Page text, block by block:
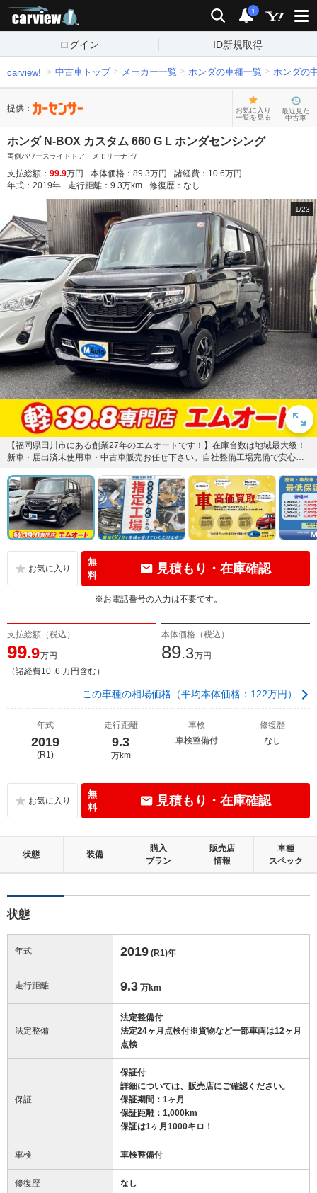
検索 通知
i
ログイン ID新規取得
carview! 中古車トップ メーカー一覧 ホンダの車種一覧 ホンダの
提供：
お気に入り
一覧を見る
最近見た
中古車
ホンダ N-BOX カスタム 660 G L ホンダセンシング
両側パワースライドドア メモリーナビ/
支払総額： 99.9万円 本体価格： 89.3万円 諸経費： 10.6万円
年式： 2019年 走行距離： 9.3万km 修復歴： なし
1/23
【福岡県田川市にある創業27年のエムオートです！】在庫台数は地域最大級！
新車・届出済未使用車・中古車販売お任せ下さい。自社整備工場完備で安心で
無
料
見積もり・在庫確認
※お電話番号の入力は不要です。
支払総額（税込）
99.9万円
（諸経費10 .6 万円含む）
本体価格（税込）
89.3万円
この車種の相場価格（平均本体価格：122万円）
年式
2019
(R1)
走行距離
9.3
万km
車検
車検整備付
修復歴
なし
無
料
見積もり・在庫確認
状態 装備
購入
プラン
販売店
情報
車種
スペック
状態
年式 2019 (R1)年
走行距離 9.3 万km
法定整備
法定整備付
法定24ヶ月点検付※貨物など一部車両は12ヶ月
点検
保証
保証付
詳細については、販売店にご確認ください。
保証期間：1ヶ月
保証距離：1,000km
保証は1ヶ月1000キロ！
車検 車検整備付
修復歴 なし